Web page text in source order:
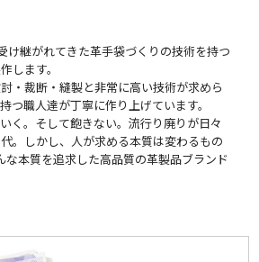
け継がれてきた革手袋づくりの技術を持つ
します。
・裁断・縫製と非常に高い技術が求めら
つ職人達が丁寧に作り上げています。
く。そして飽きない。流行り廃りが日々
。しかし、人が求める本質は変わるもの
な本質を追求した高品質の革製品ブランド